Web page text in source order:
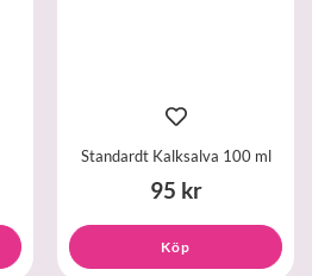
Standardt Kalksalva 100 ml
95 kr
Köp